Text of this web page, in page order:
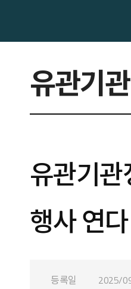
유관기
유관기
행사 연다
등록일
2025/